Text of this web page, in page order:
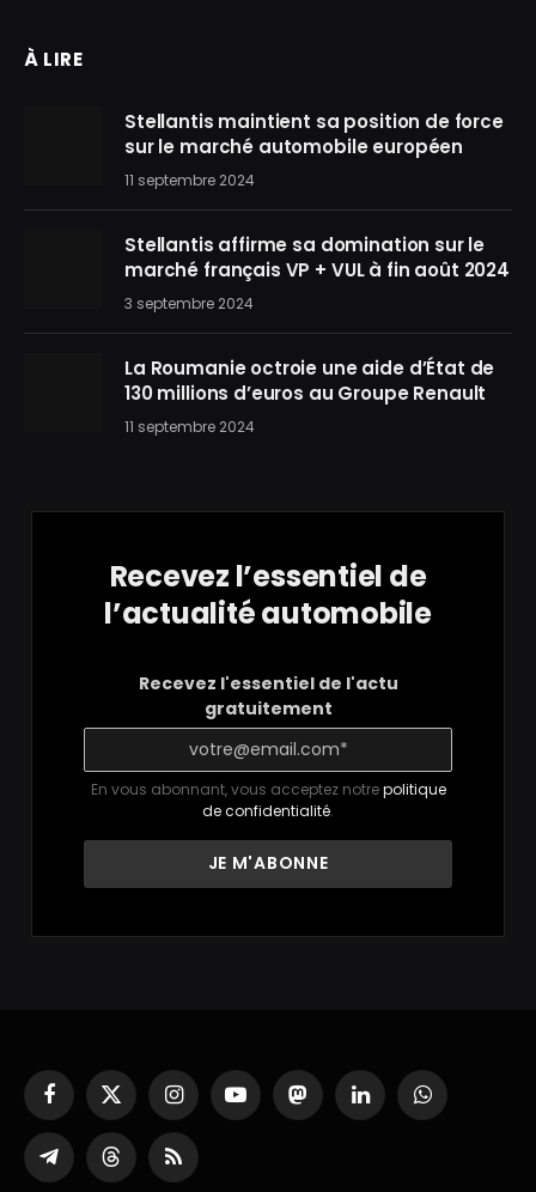
À LIRE
Stellantis maintient sa position de force
sur le marché automobile européen
11 septembre 2024
Stellantis affirme sa domination sur le
marché français VP + VUL à fin août 2024
3 septembre 2024
La Roumanie octroie une aide d’État de
130 millions d’euros au Groupe Renault
11 septembre 2024
Recevez l’essentiel de
l’actualité automobile
Recevez l'essentiel de l'actu
gratuitement
En vous abonnant, vous acceptez notrepolitique
de confidentialité.
Facebook
X
(Twitter)
InstagramYouTubeMastodonLinkedInWhatsApp
PartagerThreadsRSS